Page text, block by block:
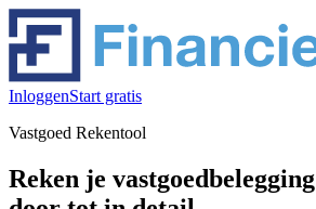
InloggenStart gratis
Vastgoed Rekentool
Reken je vastgoed­belegging